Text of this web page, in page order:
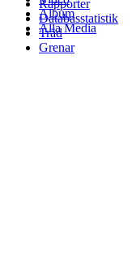
Album
Alla Media
Rapporter
Databasstatistik
Träd
Grenar